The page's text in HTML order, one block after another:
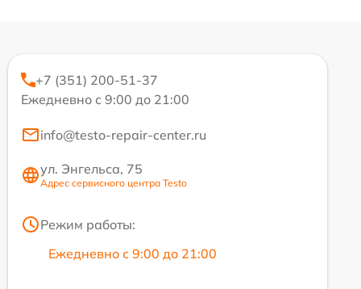
+7 (351) 200-51-37
Ежедневно с 9:00 до 21:00
info@testo-repair-center.ru
ул. Энгельса, 75
Адрес сервисного центра Testo
Режим работы:
Ежедневно с 9:00 до 21:00